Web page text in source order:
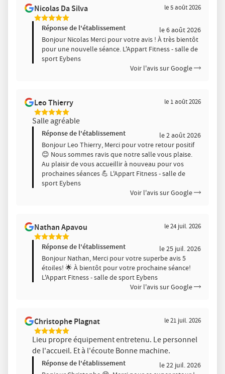
avis Nicolas Da Silva
5
Étoiles
Sur
le 5 août 2026
Réponse de l'établissement
le 6 août 2026
Bonjour Nicolas Merci pour votre avis ! À très bientôt
pour une nouvelle séance. L'Appart Fitness - salle de
sport Eybens
Voir l'avis sur Google
Leo Thierry
5
Étoiles
Sur
le 1 août 2026
Salle agréable
Réponse de l'établissement
le 2 août 2026
Bonjour Leo Thierry, Merci pour votre retour positif
😊 Nous sommes ravis que notre salle vous plaise.
Au plaisir de vous accueillir à nouveau pour vos
prochaines séances 💪 L'Appart Fitness - salle de
sport Eybens
Voir l'avis sur Google
Nathan Apavou
5
Étoiles
Sur
le 24 juil. 2026
Réponse de l'établissement
le 25 juil. 2026
Bonjour Nathan, Merci pour votre superbe avis 5
étoiles! 🌟 À bientôt pour votre prochaine séance!
L'Appart Fitness - salle de sport Eybens
Voir l'avis sur Google
Christophe Plagnat
5
Étoiles
Sur
le 21 juil. 2026
Lieu propre équipement entretenu. Le personnel
de l'accueil. Et à l'écoute Bonne machine.
Réponse de l'établissement
le 22 juil. 2026